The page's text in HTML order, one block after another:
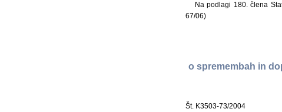
Na podlagi 180. člena
67/06)
o spremembah in
Št. K3503-73/2004